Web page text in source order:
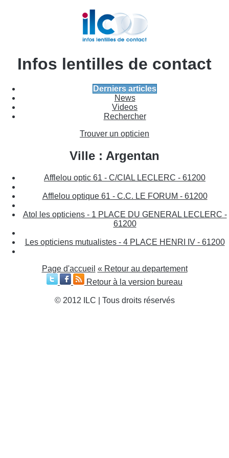
Infos lentilles de contact
Derniers articles
News
Videos
Rechercher
Trouver un opticien
Ville : Argentan
Afflelou optic 61 - C/CIAL LECLERC - 61200
Afflelou optique 61 - C.C. LE FORUM - 61200
Atol les opticiens - 1 PLACE DU GENERAL LECLERC -
61200
Les opticiens mutualistes - 4 PLACE HENRI IV - 61200
Page d'accueil « Retour au departement
Retour à la version bureau
© 2012 ILC | Tous droits réservés